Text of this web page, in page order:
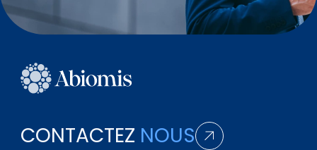
CONTACTEZ NOUS